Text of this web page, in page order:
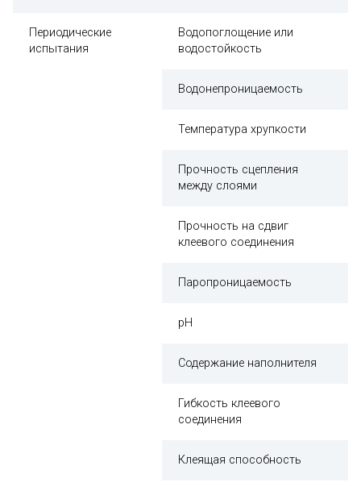
Периодические
испытания
Водопоглощение или
водостойкость
Водонепроницаемость
Температура хрупкости
Прочность сцепления
между слоями
Прочность на сдвиг
клеевого соединения
Паропроницаемость
рН
Содержание наполнителя
Гибкость клеевого
соединения
Клеящая способность